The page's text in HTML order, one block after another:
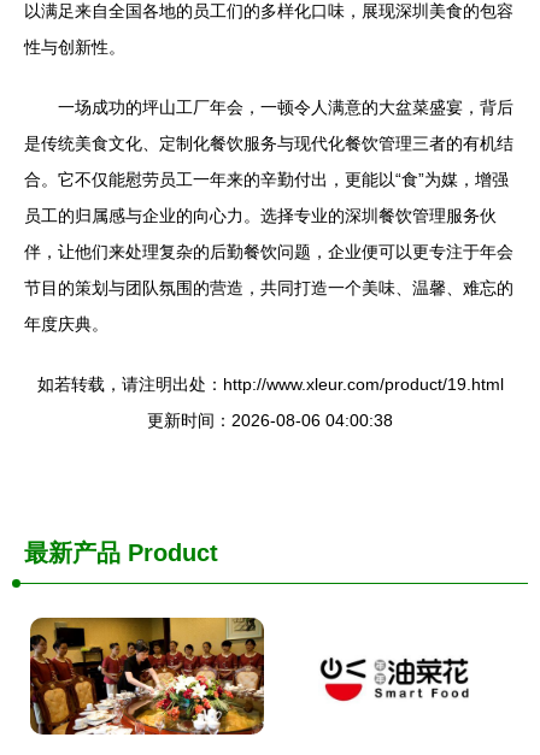
以满足来自全国各地的员工们的多样化口味，展现深圳美食的包容
性与创新性。
一场成功的坪山工厂年会，一顿令人满意的大盆菜盛宴，背后
是传统美食文化、定制化餐饮服务与现代化餐饮管理三者的有机结
合。它不仅能慰劳员工一年来的辛勤付出，更能以“食”为媒，增强
员工的归属感与企业的向心力。选择专业的深圳餐饮管理服务伙
伴，让他们来处理复杂的后勤餐饮问题，企业便可以更专注于年会
节目的策划与团队氛围的营造，共同打造一个美味、温馨、难忘的
年度庆典。
如若转载，请注明出处：http://www.xleur.com/product/19.html
更新时间：2026-08-06 04:00:38
最新产品 Product